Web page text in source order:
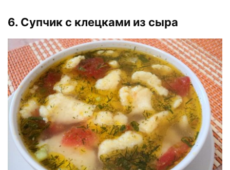
6. Супчик с клецками из сыра